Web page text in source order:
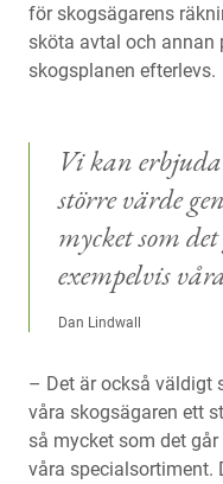
för skogsägarens
sköta avtal och annan
skogsplanen efterlevs.
Vi kan
större värde
mycket som
exempelvis
Dan Lindwall
– Det är också väldigt
våra skogsägaren ett
så mycket som det
våra specialsortiment.